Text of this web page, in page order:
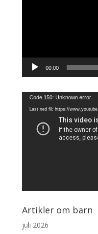
00:00
Videoavspiller
Code 150: Unknown error.
Last ned fil: https://
Artikler om barn
juli 2026